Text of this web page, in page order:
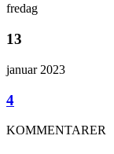
fredag
13
januar 2023
4
KOMMENTARER